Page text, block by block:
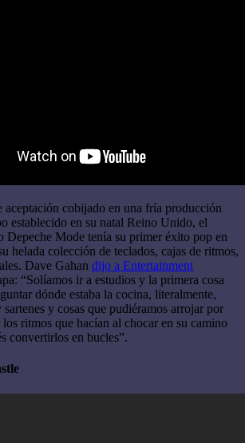
aceptación cobijado en una fría producción
establecido en su natal Reino Unido, el
Depeche Mode tenía su primer éxito pop en
helada colección de teclados, cajas de ritmos,
Dave Gahan dijo a Entertainment
“Solíamos ir a estudios y la primera cosa
dónde estaba la cocina, literalmente,
y cosas que pudiéramos arrojar por
los ritmos que hacían al chocar en su camino
convertirlos en bucles”.